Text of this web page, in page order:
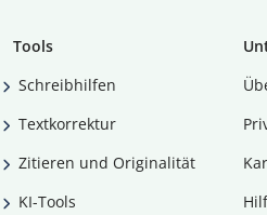
Tools
Schreibhilfen
Textkorrektur
Zitieren und Originalität
KI-Tools